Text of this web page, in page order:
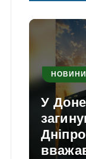
НОВИНИ
У